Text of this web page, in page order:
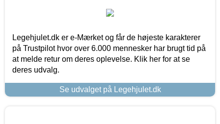
Legehjulet.dk er e-Mærket og får de højeste karakterer
på Trustpilot hvor over 6.000 mennesker har brugt tid på
at melde retur om deres oplevelse. Klik her for at se
deres udvalg.
Se udvalget på Legehjulet.dk